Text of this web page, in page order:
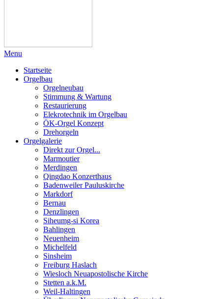
Menu
Startseite
Orgelbau
Orgelneubau
Stimmung & Wartung
Restaurierung
Elekrotechnik im Orgelbau
ÖK-Orgel Konzept
Drehorgeln
Orgelgalerie
Direkt zur Orgel...
Marmoutier
Merdingen
Qingdao Konzerthaus
Badenweiler Pauluskirche
Markdorf
Bernau
Denzlingen
Siheumg-si Korea
Bahlingen
Neuenheim
Michelfeld
Sinsheim
Freiburg Haslach
Wiesloch Neuapostolische Kirche
Stetten a.k.M.
Weil-Haltingen